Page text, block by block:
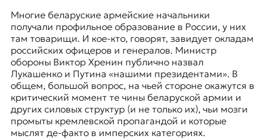
Многие беларуские армейские начальники
получали профильное образование в России, у них
там товарищи. И кое-кто, говорят, завидует окладам
российских офицеров и генералов. Министр
обороны Виктор Хренин публично назвал
Лукашенко и Путина «нашими президентами». В
общем, большой вопрос, на чьей стороне окажутся в
критический момент те чины беларуской армии и
других силовых структур (и не только их), чьи мозги
промыты кремлевской пропагандой и которые
мыслят де-факто в имперских категориях.